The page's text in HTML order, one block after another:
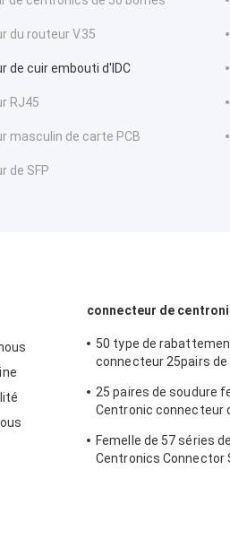
du routeur V.35
de cuir embouti d'IDC
RJ45
masculin de carte PCB
de SFP
connecteur de
50 type de
connecteur 25pairs de
25 paires de soudure
Centronic connecteur
Femelle de 57 séries
Centronics Connector